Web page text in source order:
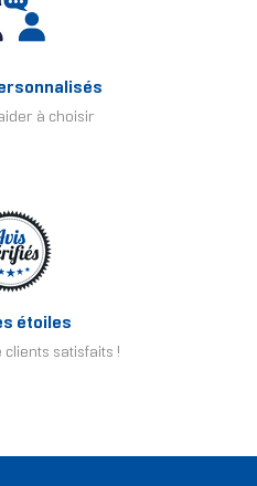
à choisir
étoiles
clients satisfaits !